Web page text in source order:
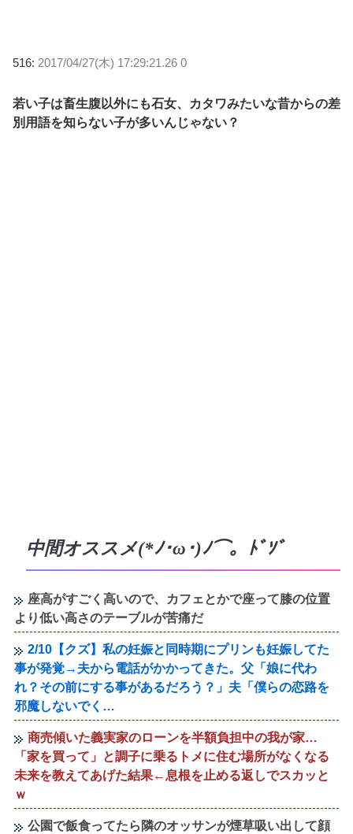
516: 2017/04/27(木) 17:29:21.26 0
若い子は畜生腹以外にも石女、カタワみたいな昔からの差
別用語を知らない子が多いんじゃない？
中間オススメ(*ﾉ･ω･)ﾉ⌒。ﾄﾞｿﾞ
座高がすごく高いので、カフェとかで座って膝の位置
より低い高さのテーブルが苦痛だ
2/10【クズ】私の妊娠と同時期にプリンも妊娠してた
事が発覚→夫から電話がかかってきた。父「娘に代わ
れ？その前にする事があるだろう？」夫「僕らの恋路を
邪魔しないでく…
商売傾いた義実家のローンを半額負担中の我が家…
「家を買って」と調子に乗るトメに住む場所がなくなる
未来を教えてあげた結果←息根を止める返しでスカッと
ｗ
公園で飯食ってたら隣のオッサンが煙草吸い出して顔